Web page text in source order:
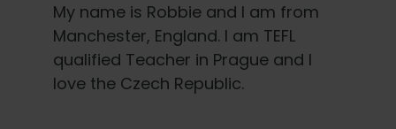
My name is Robbie and I am from
Manchester, England. I am TEFL
qualified Teacher in Prague and I
love the Czech Republic.